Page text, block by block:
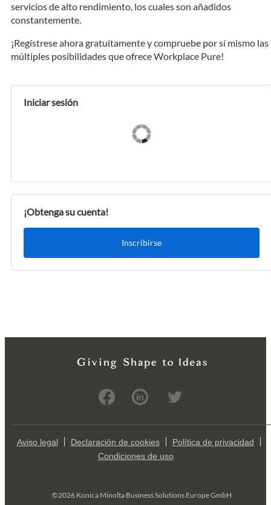
servicios de alto rendimiento, los cuales son añadidos
constantemente.
¡Regístrese ahora gratuitamente y compruebe por sí mismo las
múltiples posibilidades que ofrece Workplace Pure!
Iniciar sesión
¡Obtenga su cuenta!
Inscribirse
Aviso legal Declaración de cookies
Política de privacidad
Condiciones de uso
©2026 Konica Minolta Business Solutions Europe GmbH